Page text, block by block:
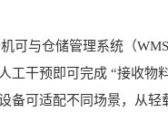
与仓储管理系统（
干预即可完成 “接收物
备可适配不同场景，从